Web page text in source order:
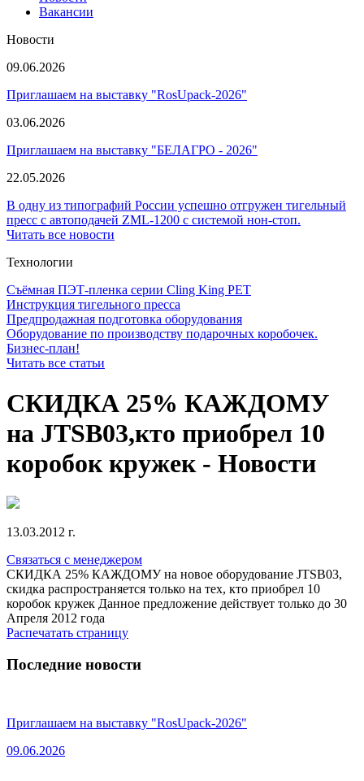
Вакансии
Новости
09.06.2026
Приглашаем на выставку "RosUpack-2026"
03.06.2026
Приглашаем на выставку "БЕЛАГРО - 2026"
22.05.2026
В одну из типографий России успешно отгружен тигельный
пресс с автоподачей ZML-1200 с системой нон-стоп.
Читать все новости
Технологии
Съёмная ПЭТ-пленка серии Cling King PET
Инструкция тигельного пресса
Предпродажная подготовка оборудования
Оборудование по производству подарочных коробочек.
Бизнес-план!
Читать все статьи
СКИДКА 25% КАЖДОМУ
на JTSB03,кто приобрел 10
коробок кружек - Новости
13.03.2012 г.
Связаться с менеджером
СКИДКА 25% КАЖДОМУ на новое оборудование JTSB03,
скидка распространяется только на тех, кто приобрел 10
коробок кружек Данное предложение действует только до 30
Апреля 2012 года
Распечатать страницу
Последние новости
Приглашаем на выставку "RosUpack-2026"
09.06.2026